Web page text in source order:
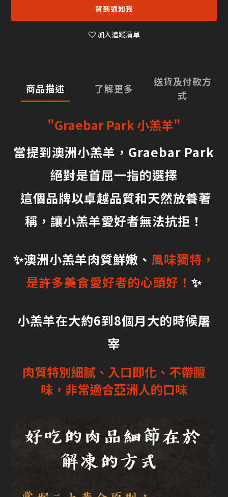
貨到通知我
加入追蹤清單
商品描述 了解更多
送貨及付款方
式
"Graebar Park 小羔羊"
當提到澳洲小羔羊，Graebar Park
絕對是首屈一指的選擇
這個品牌以卓越品質和天然放養著
稱，讓小羔羊愛好者無法抗拒！
✨澳洲小羔羊肉質鮮嫩、 風味獨特，
是許多美食愛好者的心頭好！ ✨
小羔羊在大約6到8個月大的時候屠
宰
肉質特別細膩、入口即化、不帶膻
味，非常適合亞洲人的口味